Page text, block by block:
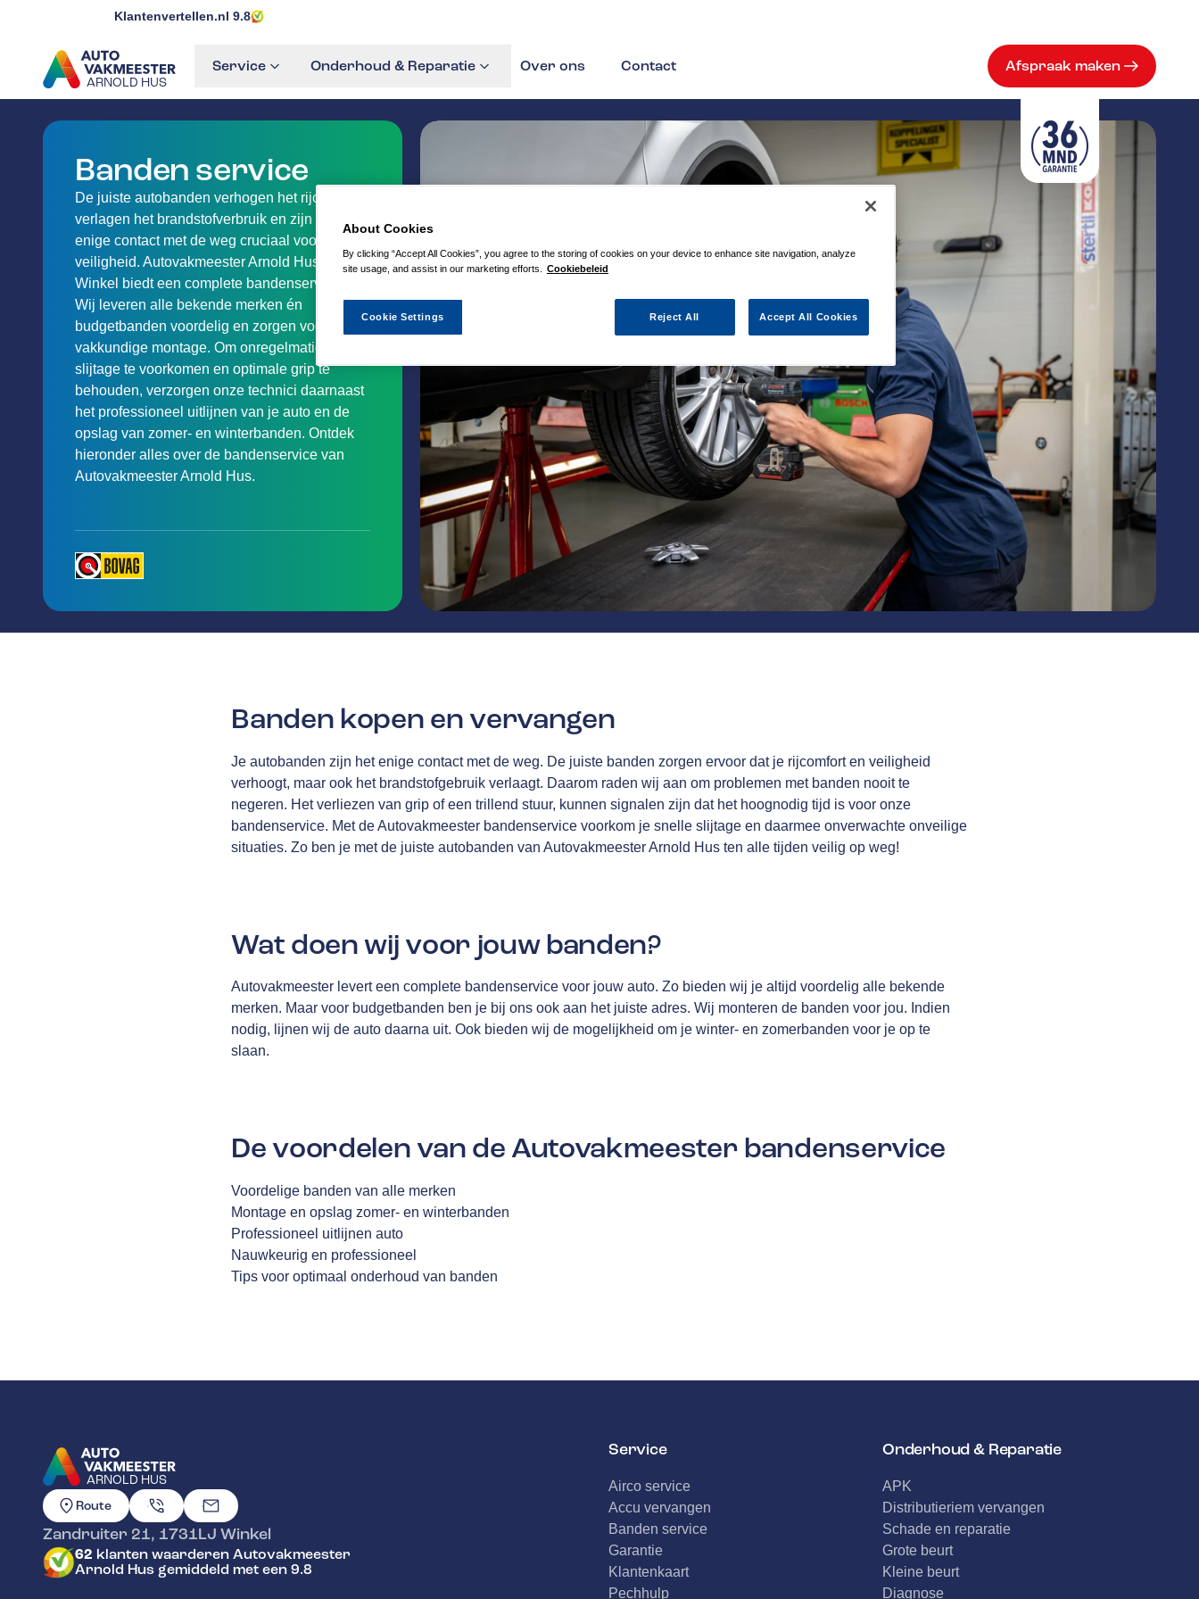
Klantenvertellen.nl 9.8
ARNOLD HUS
GA NAAR DE HOMEPAGINA
Service Onderhoud & Reparatie Over ons Contact Afspraak maken
Banden service
De juiste autobanden verhogen het rijcomfort,
verlagen het brandstofverbruik en zijn als
enige contact met de weg cruciaal voor je
veiligheid. Autovakmeester Arnold Hus in
Winkel biedt een complete bandenservice.
Wij leveren alle bekende merken én
budgetbanden voordelig en zorgen voor
vakkundige montage. Om onregelmatige
slijtage te voorkomen en optimale grip te
behouden, verzorgen onze technici daarnaast
het professioneel uitlijnen van je auto en de
opslag van zomer- en winterbanden. Ontdek
hieronder alles over de bandenservice van
Autovakmeester Arnold Hus.
Banden kopen en vervangen
Je autobanden zijn het enige contact met de weg. De juiste banden zorgen ervoor dat je rijcomfort en veiligheid
verhoogt, maar ook het brandstofgebruik verlaagt. Daarom raden wij aan om problemen met banden nooit te
negeren. Het verliezen van grip of een trillend stuur, kunnen signalen zijn dat het hoognodig tijd is voor onze
bandenservice. Met de Autovakmeester bandenservice voorkom je snelle slijtage en daarmee onverwachte onveilige
situaties. Zo ben je met de juiste autobanden van Autovakmeester Arnold Hus ten alle tijden veilig op weg!
Wat doen wij voor jouw banden?
Autovakmeester levert een complete bandenservice voor jouw auto. Zo bieden wij je altijd voordelig alle bekende
merken. Maar voor budgetbanden ben je bij ons ook aan het juiste adres. Wij monteren de banden voor jou. Indien
nodig, lijnen wij de auto daarna uit. Ook bieden wij de mogelijkheid om je winter- en zomerbanden voor je op te
slaan.
De voordelen van de Autovakmeester bandenservice
Voordelige banden van alle merken
Montage en opslag zomer- en winterbanden
Professioneel uitlijnen auto
Nauwkeurig en professioneel
Tips voor optimaal onderhoud van banden
ARNOLD HUS
GA NAAR DE HOMEPAGINA
Route
Zandruiter 21, 1731LJ Winkel
62 klanten waarderen Autovakmeester
Arnold Hus gemiddeld met een 9.8
Service
Airco service
Accu vervangen
Banden service
Garantie
Klantenkaart
Pechhulp
Onderhoud & Reparatie
APK
Distributieriem vervangen
Schade en reparatie
Grote beurt
Kleine beurt
Diagnose
About Cookies
By clicking “Accept All Cookies”, you agree to the storing of cookies on your device to enhance site navigation, analyze
site usage, and assist in our marketing efforts.
Cookiebeleid
Reject All Accept All Cookies
Cookie Settings